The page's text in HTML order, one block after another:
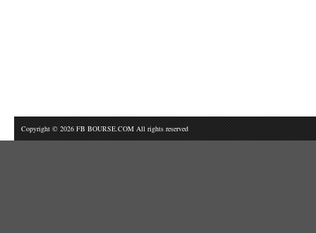
Copyright © 2026 FB BOURSE.COM All rights reserved